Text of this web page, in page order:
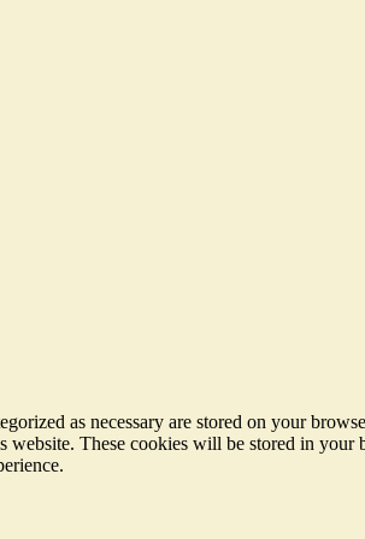
as necessary are stored on your
website. These cookies will be stored in